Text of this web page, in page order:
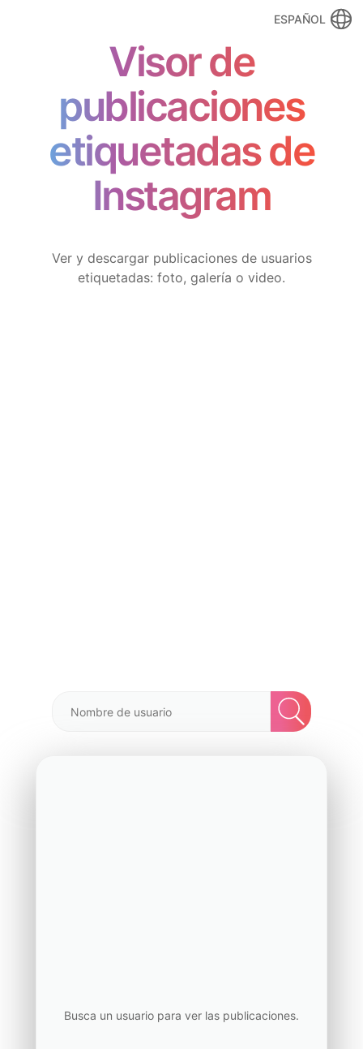
ESPAÑOL
Visor de
publicaciones
etiquetadas de
Instagram
Ver y descargar publicaciones de usuarios
etiquetadas: foto, galería o video.
Busca un usuario para ver las publicaciones.